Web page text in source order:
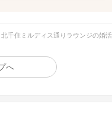
北千住ミルディス通りラウンジの婚
へ